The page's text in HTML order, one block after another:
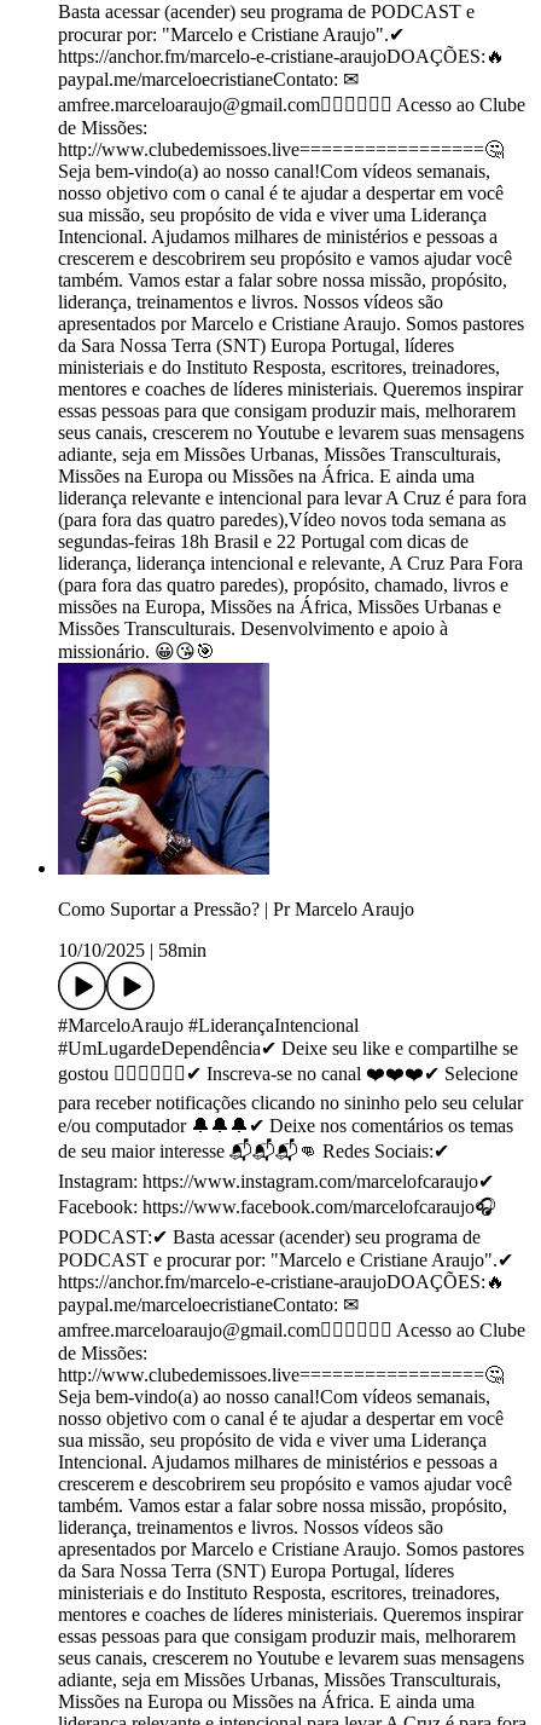
Basta acessar (acender) seu programa de PODCAST e
procurar por: "Marcelo e Cristiane Araujo".✔
https://anchor.fm/marcelo-e-cristiane-araujoDOAÇÕES:🔥
paypal.me/marceloecristianeContato: ✉
amfree.marceloaraujo@gmail.com🙋🏻‍♂️🙋🏼‍♀️ Acesso ao Clube
de Missões:
http://www.clubedemissoes.live=================🤔
Seja bem-vindo(a) ao nosso canal!Com vídeos semanais,
nosso objetivo com o canal é te ajudar a despertar em você
sua missão, seu propósito de vida e viver uma Liderança
Intencional. Ajudamos milhares de ministérios e pessoas a
crescerem e descobrirem seu propósito e vamos ajudar você
também. Vamos estar a falar sobre nossa missão, propósito,
liderança, treinamentos e livros. Nossos vídeos são
apresentados por Marcelo e Cristiane Araujo. Somos pastores
da Sara Nossa Terra (SNT) Europa Portugal, líderes
ministeriais e do Instituto Resposta, escritores, treinadores,
mentores e coaches de líderes ministeriais. Queremos inspirar
essas pessoas para que consigam produzir mais, melhorarem
seus canais, crescerem no Youtube e levarem suas mensagens
adiante, seja em Missões Urbanas, Missões Transculturais,
Missões na Europa ou Missões na África. E ainda uma
liderança relevante e intencional para levar A Cruz é para fora
(para fora das quatro paredes),Vídeo novos toda semana as
segundas-feiras 18h Brasil e 22 Portugal com dicas de
liderança, liderança intencional e relevante, A Cruz Para Fora
(para fora das quatro paredes), propósito, chamado, livros e
missões na Europa, Missões na África, Missões Urbanas e
Missões Transculturais. Desenvolvimento e apoio à
missionário. 😀😘🎯
Como Suportar a Pressão? | Pr Marcelo Araujo
10/10/2025
58min
#MarceloAraujo #LiderançaIntencional
#UmLugardeDependência✔ Deixe seu like e compartilhe se
gostou 👍🏻👍🏻👍🏻✔ Inscreva-se no canal ❤️❤️❤️✔ Selecione
para receber notificações clicando no sininho pelo seu celular
e/ou computador 🔔🔔🔔✔ Deixe nos comentários os temas
de seu maior interesse 📬📬📬👊 Redes Sociais:✔
Instagram: https://www.instagram.com/marcelofcaraujo✔
Facebook: https://www.facebook.com/marcelofcaraujo🎧
PODCAST:✔ Basta acessar (acender) seu programa de
PODCAST e procurar por: "Marcelo e Cristiane Araujo".✔
https://anchor.fm/marcelo-e-cristiane-araujoDOAÇÕES:🔥
paypal.me/marceloecristianeContato: ✉
amfree.marceloaraujo@gmail.com🙋🏻‍♂️🙋🏼‍♀️ Acesso ao Clube
de Missões:
http://www.clubedemissoes.live=================🤔
Seja bem-vindo(a) ao nosso canal!Com vídeos semanais,
nosso objetivo com o canal é te ajudar a despertar em você
sua missão, seu propósito de vida e viver uma Liderança
Intencional. Ajudamos milhares de ministérios e pessoas a
crescerem e descobrirem seu propósito e vamos ajudar você
também. Vamos estar a falar sobre nossa missão, propósito,
liderança, treinamentos e livros. Nossos vídeos são
apresentados por Marcelo e Cristiane Araujo. Somos pastores
da Sara Nossa Terra (SNT) Europa Portugal, líderes
ministeriais e do Instituto Resposta, escritores, treinadores,
mentores e coaches de líderes ministeriais. Queremos inspirar
essas pessoas para que consigam produzir mais, melhorarem
seus canais, crescerem no Youtube e levarem suas mensagens
adiante, seja em Missões Urbanas, Missões Transculturais,
Missões na Europa ou Missões na África. E ainda uma